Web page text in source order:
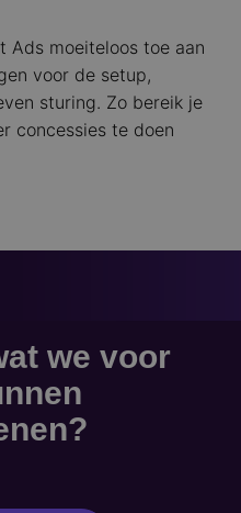
Ads moeiteloos toe aan
voor de setup,
sturing. Zo bereik je
concessies te doen
we voor